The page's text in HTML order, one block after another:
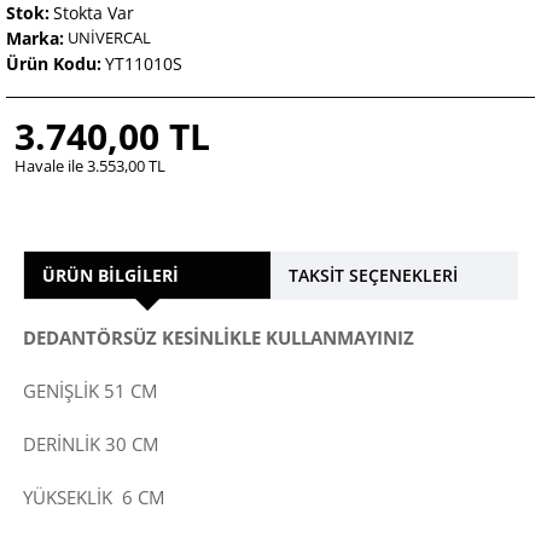
Stok:Stokta Var
Marka: UNİVERCAL
Ürün Kodu:YT11010S
3.740,00 TL
Havale ile 3.553,00 TL
ÜRÜN BILGILERI TAKSIT SEÇENEKLERI
DEDANTÖRSÜZ KESİNLİKLE KULLANMAYINIZ
GENİŞLİK 51 CM
DERİNLİK 30 CM
YÜKSEKLİK 6 CM